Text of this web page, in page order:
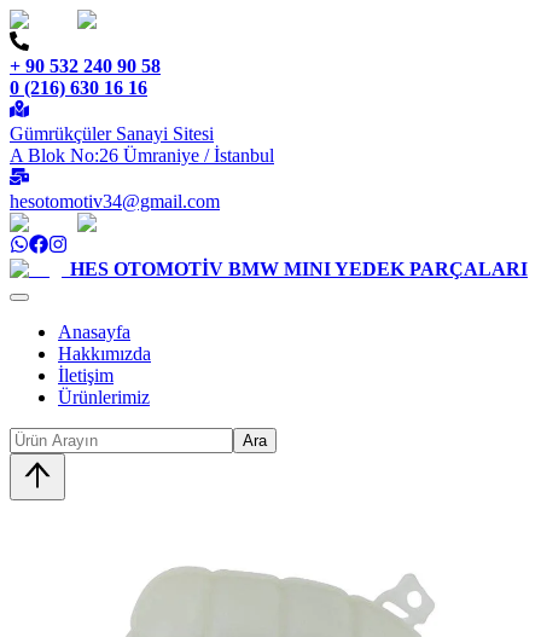
+ 90 532 240 90 58
0 (216) 630 16 16
Gümrükçüler Sanayi Sitesi
A Blok No:26 Ümraniye / İstanbul
hesotomotiv34@gmail.com
HES OTOMOTİV BMW MINI YEDEK PARÇALARI
Anasayfa
Hakkımızda
İletişim
Ürünlerimiz
Ara